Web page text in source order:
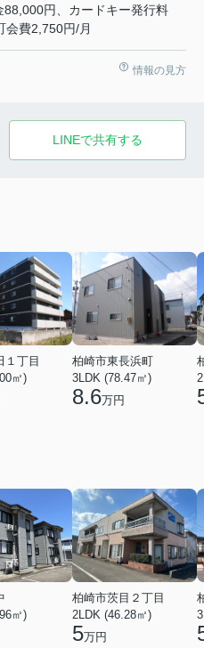
88,000円、カードキー発行料
会費2,750円/月
情報の見方
LINEで共有する
１丁目
㎡)
柏崎市東長浜町
3LDK (78.47㎡)
8.6万円
㎡)
柏崎市茨目２丁目
2LDK (46.28㎡)
5万円